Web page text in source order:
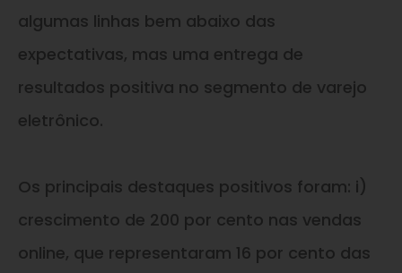
algumas linhas bem abaixo das
expectativas, mas uma entrega de
resultados positiva no segmento de varejo
eletrônico.
Os principais destaques positivos foram: i)
crescimento de 200 por cento nas vendas
online, que representaram 16 por cento das